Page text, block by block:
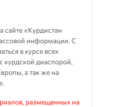
сайте «Курдистан
информации. С
в курсе всех
курдской диаспорой,
а так же на
размещенных на